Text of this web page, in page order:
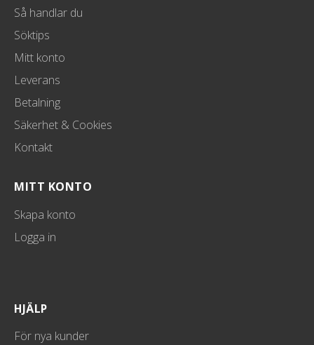
Så handlar du
Söktips
Mitt konto
Leverans
Betalning
Säkerhet & Cookies
Kontakt
MITT KONTO
Skapa konto
Logga in
HJÄLP
För nya kunder